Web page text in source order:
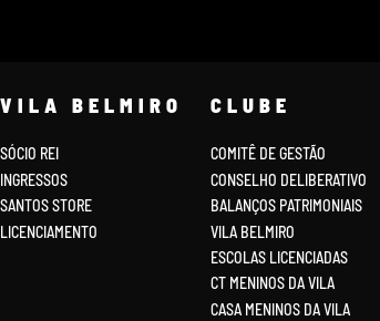
VILA BELMIRO
SÓCIO REI
INGRESSOS
SANTOS STORE
LICENCIAMENTO
CLUBE
COMITÊ DE GESTÃO
CONSELHO DELIBERATIVO
BALANÇOS PATRIMONIAIS
VILA BELMIRO
ESCOLAS LICENCIADAS
CT MENINOS DA VILA
CASA MENINOS DA VILA